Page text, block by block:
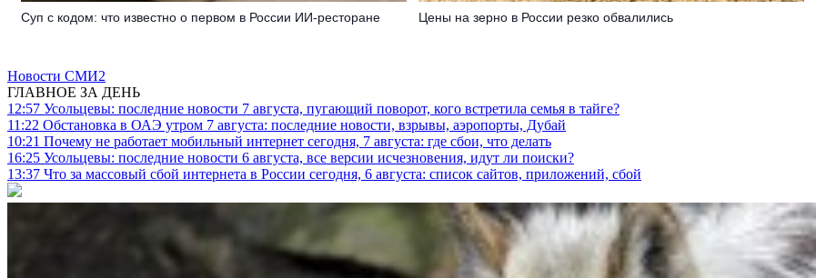
Суп с кодом: что известно о первом в России ИИ-ресторане Цены на зерно в России резко обвалились
Новости СМИ2
ГЛАВНОЕ ЗА ДЕНЬ
12:57 Усольцевы: последние новости 7 августа, пугающий поворот, кого встретила семья в тайге?
11:22 Обстановка в ОАЭ утром 7 августа: последние новости, взрывы, аэропорты, Дубай
10:21 Почему не работает мобильный интернет сегодня, 7 августа: где сбои, что делать
16:25 Усольцевы: последние новости 6 августа, все версии исчезновения, идут ли поиски?
13:37 Что за массовый сбой интернета в России сегодня, 6 августа: список сайтов, приложений, сбой